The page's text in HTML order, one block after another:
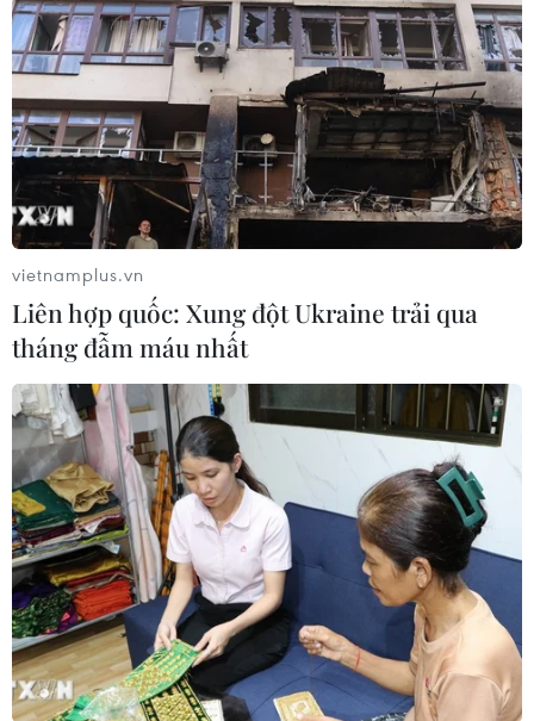
vietnamplus.vn
Liên hợp quốc: Xung đột Ukraine trải qua
tháng đẫm máu nhất